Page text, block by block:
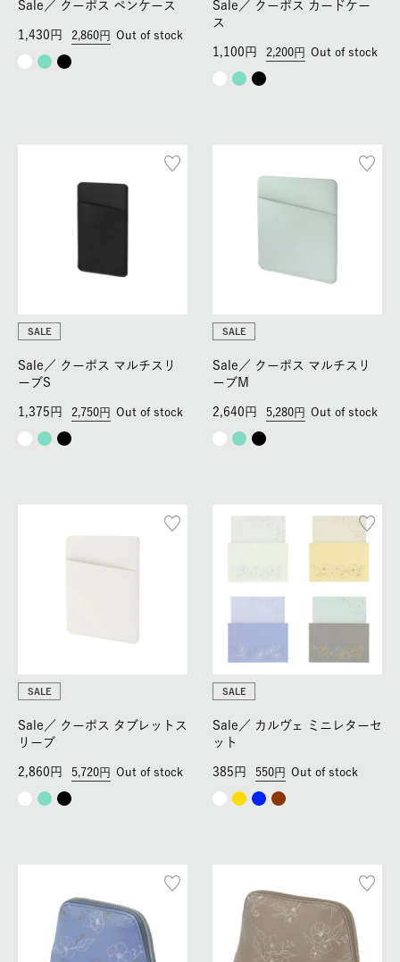
Sale／ クーポス ペンケース
2,860
1,430 Out of stock
Sale／ クーポス カードケー
ス
2,200
1,100 Out of stock
SALE
Sale／ クーポス マルチスリ
ーブS
2,750
1,375 Out of stock
SALE
Sale／ クーポス マルチスリ
ーブM
5,280
2,640 Out of stock
SALE
Sale／ クーポス タブレットス
リーブ
5,720
2,860 Out of stock
SALE
Sale／ カルヴェ ミニレターセ
ット
550
385 Out of stock